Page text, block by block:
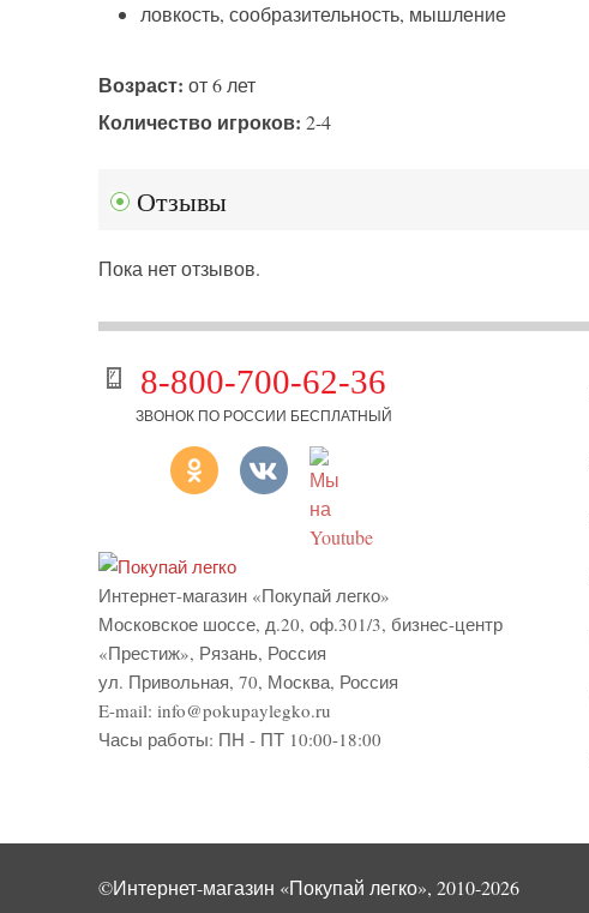
ловкость, сообразительность, мышление
Возраст: от 6 лет
Количество игроков: 2-4
Отзывы
Пока нет отзывов.
8-800-700-62-36
ЗВОНОК ПО РОССИИ БЕСПЛАТНЫЙ
Интернет-магазин «Покупай легко»
Московское шоссе, д.20, оф.301/3, бизнес-центр
«Престиж», Рязань, Россия
ул. Привольная, 70, Москва, Россия
E-mail: info@pokupaylegko.ru
Часы работы: ПН - ПТ 10:00-18:00
©Интернет-магазин «Покупай легко», 2010-2026